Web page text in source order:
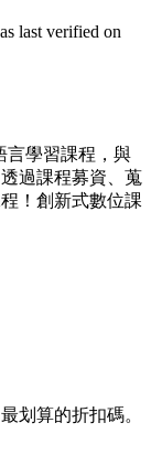
last verified on
言學習課程，與
過課程募資、蒐
！創新式數位課
划算的折扣碼。